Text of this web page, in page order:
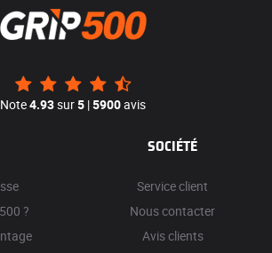
Note4.93sur5 |5900avis
?
SOCIÉTÉ
Service client
Nous contacter
Avis clients